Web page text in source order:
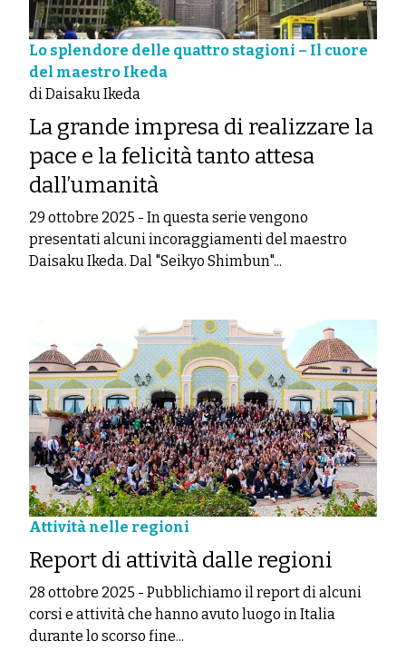
Lo splendore delle quattro stagioni – Il cuore
del maestro Ikeda
di Daisaku Ikeda
La grande impresa di realizzare la
pace e la felicità tanto attesa
dall’umanità
29 ottobre 2025 - In questa serie vengono
presentati alcuni incoraggiamenti del maestro
Daisaku Ikeda. Dal "Seikyo Shimbun"...
Attività nelle regioni
Report di attività dalle regioni
28 ottobre 2025 - Pubblichiamo il report di alcuni
corsi e attività che hanno avuto luogo in Italia
durante lo scorso fine...